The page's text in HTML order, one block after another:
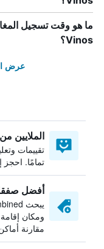
Vinos؟
عرض
الملايين
تقييمات
تمامًا. احجز
أفضل
ومكان
مقارنة